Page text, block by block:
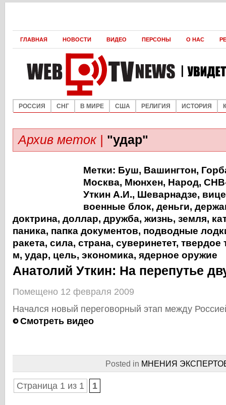
ГЛАВНАЯ НОВОСТИ ВИДЕО ПЕРСОНЫ О НАС
РОССИЯ СНГ В МИРЕ США РЕЛИГИЯ ИСТОРИЯ
Архив меток | "удар"
Метки: Буш, Вашингтон,
Москва, Мюнхен, Народ,
Уткин А.И., Шеварнадзе,
военные блок, деньги,
доктрина, доллар, дружба, жизнь, земля,
паника, папка документов, подводные
ракета, сила, страна, суверинетет, твердое
м, удар, цель, экономика, ядерное оружие
Анатолий Уткин: На перепутье
Помещено 12 февраля 2009
Начался новый переговорный этап между
Смотреть видео
Posted in МНЕНИЯ
Страница 1 из 1 1